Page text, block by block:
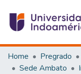
Communities &
All of DSpace
Home Pregrado
Sede Ambato